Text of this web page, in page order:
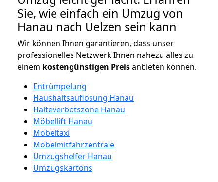
Sie, wie einfach ein Umzug von
Hanau nach Uelzen sein kann
Wir können Ihnen garantieren, dass unser
professionelles Netzwerk Ihnen nahezu alles zu
einem kostengünstigen Preisanbieten können.
Entrümpelung
Haushaltsauflösung Hanau
Halteverbotszone Hanau
Möbellift Hanau
Möbeltaxi
Möbelmitfahrzentrale
Umzugshelfer Hanau
Umzugskartons